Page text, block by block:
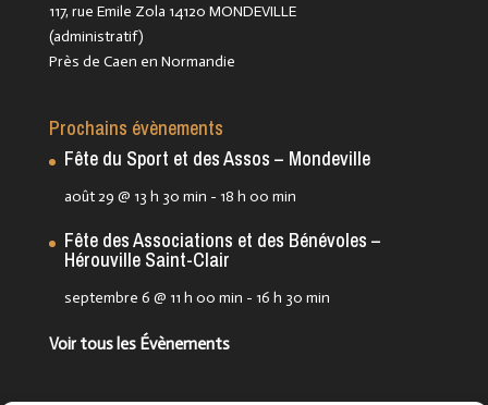
117, rue Emile Zola 14120 MONDEVILLE
(administratif)
Près de Caen en Normandie
Prochains évènements
Fête du Sport et des Assos – Mondeville
août 29 @ 13 h 30 min - 18 h 00 min
Fête des Associations et des Bénévoles –
Hérouville Saint-Clair
septembre 6 @ 11 h 00 min - 16 h 30 min
Voir tous les Évènements